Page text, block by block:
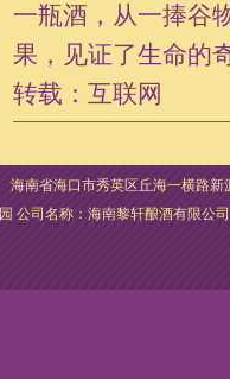
一瓶酒，从一捧谷
果，见证了生命的
转载：互联网
海南省海口市秀英区丘海一横路
公司名称：海南黎轩酿酒有限